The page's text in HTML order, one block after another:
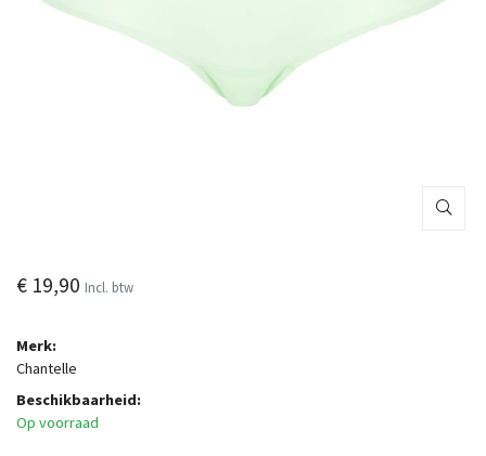
€ 19,90 Incl. btw
Merk:
Chantelle
Beschikbaarheid:
Op voorraad